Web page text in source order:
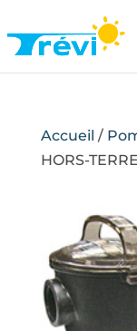
Accueil /
HORS-